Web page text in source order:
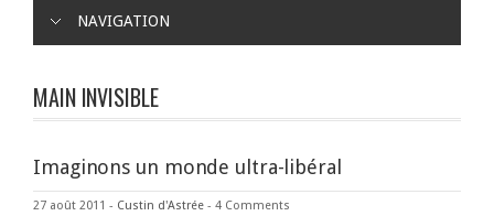
NAVIGATION
MAIN INVISIBLE
Imaginons un monde ultra-libéral
27 août 2011 - Custin d'Astrée - 4 Comments